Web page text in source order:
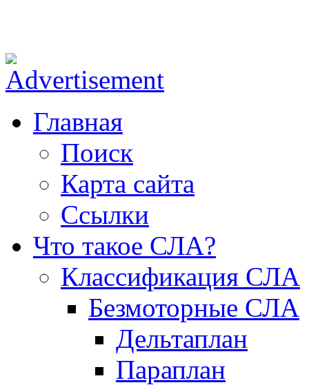
Главная
Поиск
Карта сайта
Ссылки
Что такое СЛА?
Классификация СЛА
Безмоторные СЛА
Дельтаплан
Параплан